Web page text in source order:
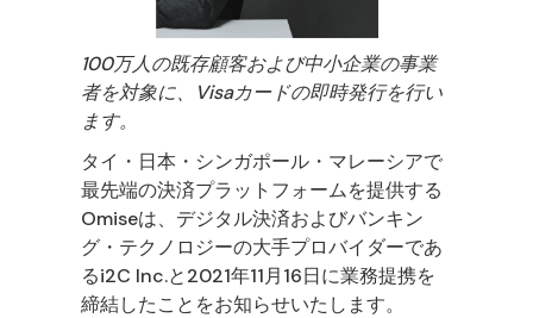
100万人の既存顧客および中小企業の事業
者を対象に、Visaカードの即時発行を行い
ます。
タイ・日本・シンガポール・マレーシアで
最先端の決済プラットフォームを提供する
Omiseは、デジタル決済およびバンキン
グ・テクノロジーの大手プロバイダーであ
るi2C Inc.と2021年11月16日に業務提携を
締結したことをお知らせいたします。